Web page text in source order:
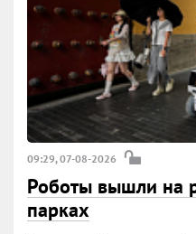
09:29, 07-08-2026
Роботы вышли на
парках